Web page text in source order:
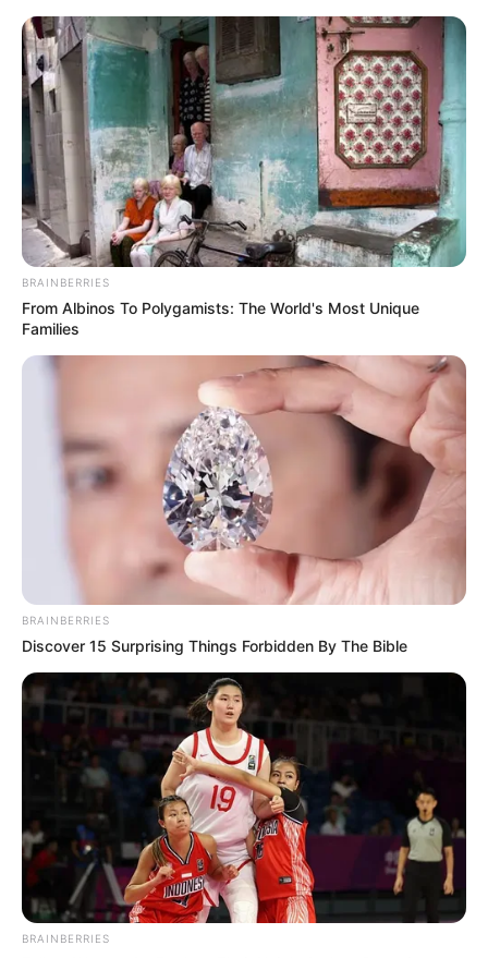
BRAINBERRIES
From Albinos To Polygamists: The World's Most Unique
Families
BRAINBERRIES
Discover 15 Surprising Things Forbidden By The Bible
BRAINBERRIES